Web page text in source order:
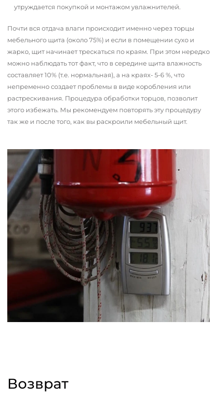
утруждается покупкой и монтажом увлажнителей.
Почти вся отдача влаги происходит именно через торцы
мебельного щита (около 75%) и если в помещении сухо и
жарко, щит начинает трескаться по краям. При этом нередко
можно наблюдать тот факт, что в середине щита влажность
составляет 10% (т.е. нормальная), а на краях- 5-6 %, что
непременно создает проблемы в виде коробления или
растрескивания. Процедура обработки торцов, позволит
этого избежать. Мы рекомендуем повторять эту процедуру
так же и после того, как вы раскроили мебельный щит.
Возврат